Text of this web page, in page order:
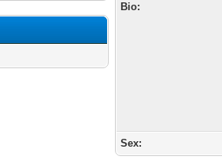
Bio:
Sex: